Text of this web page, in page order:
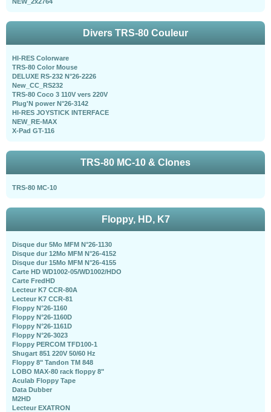
Divers TRS-80 Couleur
HI-RES Colorware
TRS-80 Color Mouse
DELUXE RS-232 N°26-2226
New_CC_RS232
TRS-80 Coco 3 110V vers 220V
Plug'N power N°26-3142
HI-RES JOYSTICK INTERFACE
NEW_RE-MAX
X-Pad GT-116
TRS-80 MC-10 & Clones
TRS-80 MC-10
Floppy, HD, K7
Disque dur 5Mo MFM N°26-1130
Disque dur 12Mo MFM N°26-4152
Disque dur 15Mo MFM N°26-4155
Carte HD WD1002-05/WD1002/HDO
Carte FredHD
Lecteur K7 CCR-80A
Lecteur K7 CCR-81
Floppy N°26-1160
Floppy N°26-1160D
Floppy N°26-1161D
Floppy N°26-3023
Floppy PERCOM TFD100-1
Shugart 851 220V 50/60 Hz
Floppy 8" Tandon TM 848
LOBO MAX-80 rack floppy 8"
Aculab Floppy Tape
Data Dubber
M2HD
Lecteur EXATRON